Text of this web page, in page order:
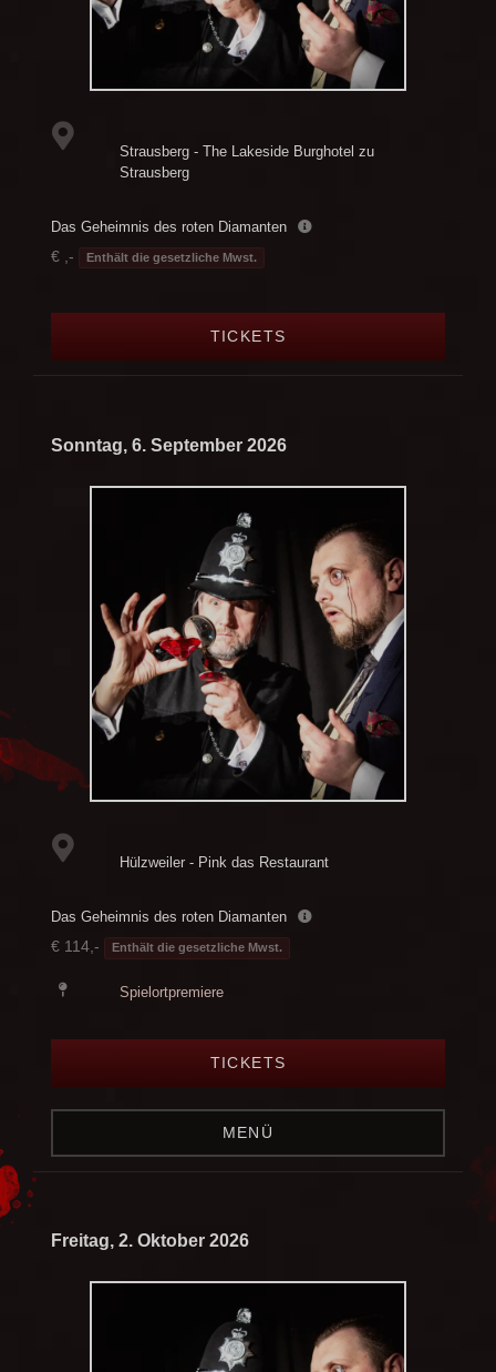
Strausberg - The Lakeside Burghotel zu
Strausberg
Das Geheimnis des roten Diamanten
€ ,- Enthält die gesetzliche Mwst.
TICKETS
Sonntag, 6. September 2026
Hülzweiler - Pink das Restaurant
Das Geheimnis des roten Diamanten
€ 114,- Enthält die gesetzliche Mwst.
Spielortpremiere
TICKETS
MENÜ
Freitag, 2. Oktober 2026